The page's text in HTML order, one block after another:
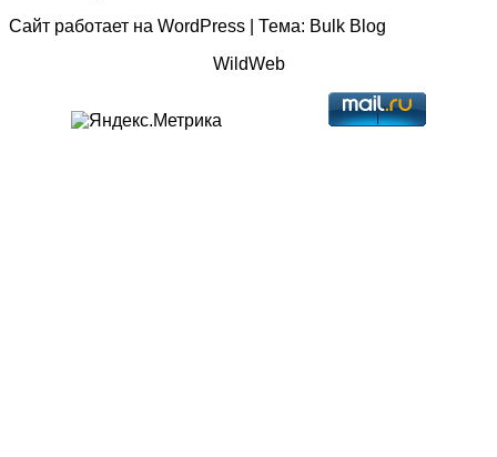
Сайт работает на WordPress Тема: Bulk Blog
WildWeb